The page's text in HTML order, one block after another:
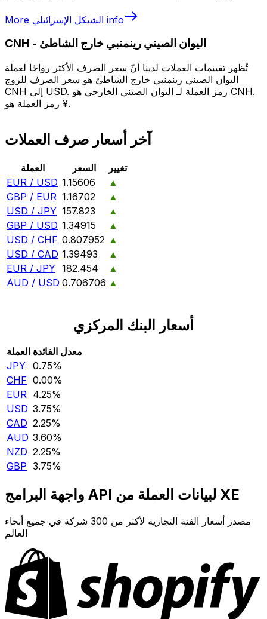
More الشيكل الإسرائيلي info
CNH - اليوان الصيني رينمنبي خارج الشاطئ
تُظهر تقييمات العملات لدينا أنّ سعر الصرف الأكثر رواجًا لعملة
اليوان الصيني رينمنبي خارج الشاطئ هو سعر الصرف للزوج
CNH إلى USD. رمز العملة لـ اليوان الصيني الخارجي هو CNH.
رمز العملة هو ¥.
آخر أسعار صرف العملات
العملة السعر
تغيير
EUR / USD 1.15606
▲
GBP / EUR 1.16702
▲
USD / JPY 157.823
▲
GBP / USD 1.34915
▲
USD / CHF 0.807952 ▲
USD / CAD 1.39493
▲
EUR / JPY 182.454
▲
AUD / USD 0.706706 ▲
أسعار البنك المركزي
العملة معدل الفائدة
JPY 0.75‎%‎
CHF 0.00‎%‎
EUR 4.25‎%‎
USD 3.75‎%‎
CAD 2.25‎%‎
AUD 3.60‎%‎
NZD 2.25‎%‎
GBP 3.75‎%‎
واجهة البرامج API لبيانات العملة من XE
مصدر أسعار الفئة التجارية لأكثر من 300 شركة في جميع أنحاء
العالم